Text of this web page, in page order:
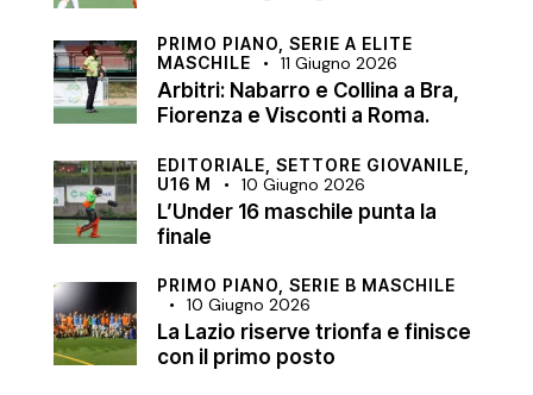
PRIMO PIANO, SERIE A ELITE
MASCHILE
11 Giugno 2026
Arbitri: Nabarro e Collina a Bra,
Fiorenza e Visconti a Roma.
EDITORIALE, SETTORE GIOVANILE,
U16 M
10 Giugno 2026
L’Under 16 maschile punta la
finale
PRIMO PIANO, SERIE B MASCHILE
10 Giugno 2026
La Lazio riserve trionfa e finisce
con il primo posto